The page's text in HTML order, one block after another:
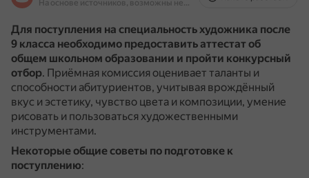
На основе источников, возможны неточности
Для поступления на специальность художника после
9 класса необходимо предоставить аттестат об
общем школьном образовании и пройти конкурсный
отбор. Приёмная комиссия оценивает таланты и
способности абитуриентов, учитывая врождённый
вкус и эстетику, чувство цвета и композиции, умение
рисовать и пользоваться художественными
инструментами.
Некоторые общие советы по подготовке к
поступлению: